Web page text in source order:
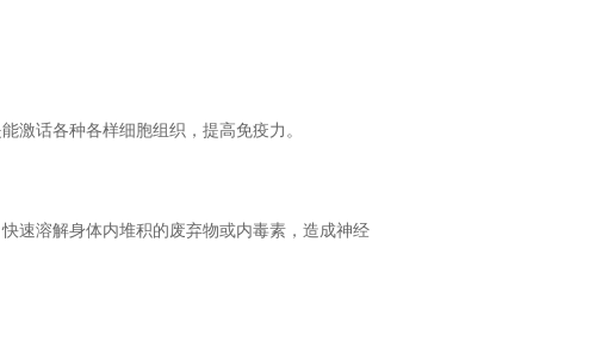
话各种各样细胞组织，提高免疫力。
速溶解身体内堆积的废弃物或内毒素，造成神经